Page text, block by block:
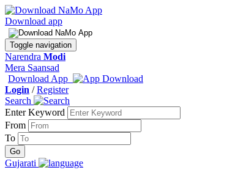
Download app
Toggle navigation
Narendra Modi
Mera Saansad
Download App
Login /Register
Search
Enter Keyword
From
To
Gujarati